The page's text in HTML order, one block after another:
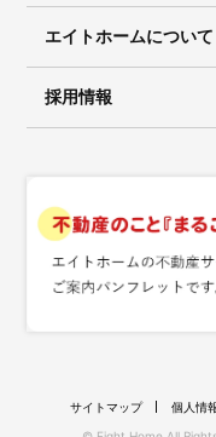
エイトホームについて
採用情報
サイトマップ 個人情